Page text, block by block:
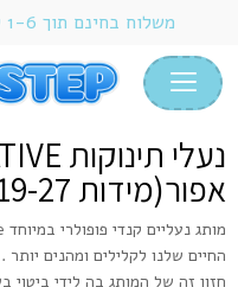
HOME
/ צעד ראשון ושני / נעליים
JEFFERSON – אפור(מידות 19-27)
אפור(מידות 19-27)
החיים שלנו לקלילים ומהנים יותר .
חזון זה של המותג בה לידי ביטוי
משלוח בחינם תוך 1-6 ימי עסקים בהזמנה מעל 300₪